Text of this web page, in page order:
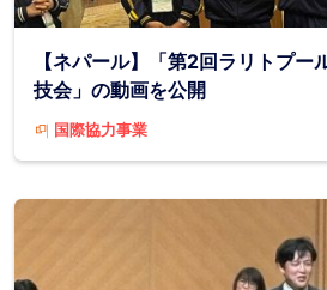
【ネパール】「第2回ラリトプー
技会」の動画を公開
国際協力事業